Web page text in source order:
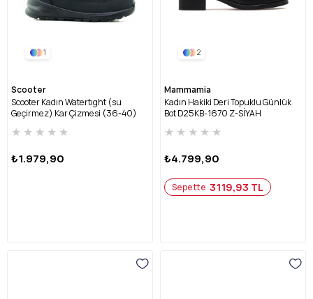
1
Scooter
Scooter Kadın Watertıght (su
Geçirmez) Kar Çizmesi (36-40)
★ ★ ★ ★ ★
₺1.979,90
2
Mammamia
Kadın Hakiki Deri Topuklu Günlük
Bot D25KB-1670 Z-SİYAH
★ ★ ★ ★ ★
₺4.799,90
Sepette 3119,93 TL